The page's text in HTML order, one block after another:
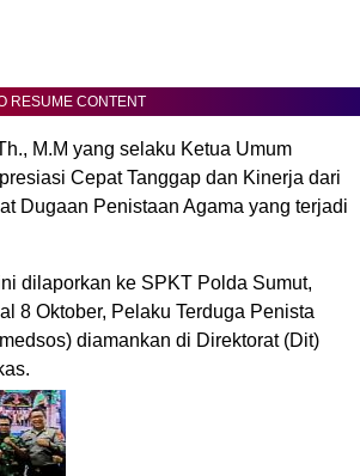
RESUME CONTENT
M.M yang selaku Ketua Umum
Cepat Tanggap dan Kinerja dari
Dugaan Penistaan Agama yang terjadi
dilaporkan ke SPKT Polda Sumut,
8 Oktober, Pelaku Terduga Penista
diamankan di Direktorat (Dit)